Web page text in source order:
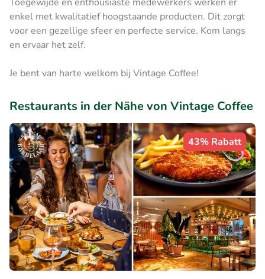
enkel met kwalitatief hoogstaande producten. Dit zorgt
voor een gezellige sfeer en perfecte service. Kom langs
en ervaar het zelf.
Je bent van harte welkom bij Vintage Coffee!
Restaurants in der Nähe von Vintage Coffee
43% Rabatt